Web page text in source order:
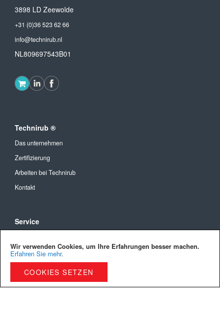
Wir verwenden Cookies, um Ihre Erfahrungen besser machen.
Erfahren Sie mehr.
COOKIES SETZEN
3898 LD Zeewolde
+31 (0)36 523 62 66
info@technirub.nl
NL809697543B01
Technirub ®
Das unternehmen
Zertifizierung
Arbeiten bei Technirub
Kontakt
Service
Versandkosten und Lieferung
Privacy Policy